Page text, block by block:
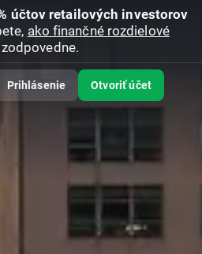
účtov retailových investorov
ako finančné rozdielové
Prihlásenie Otvoriť účet